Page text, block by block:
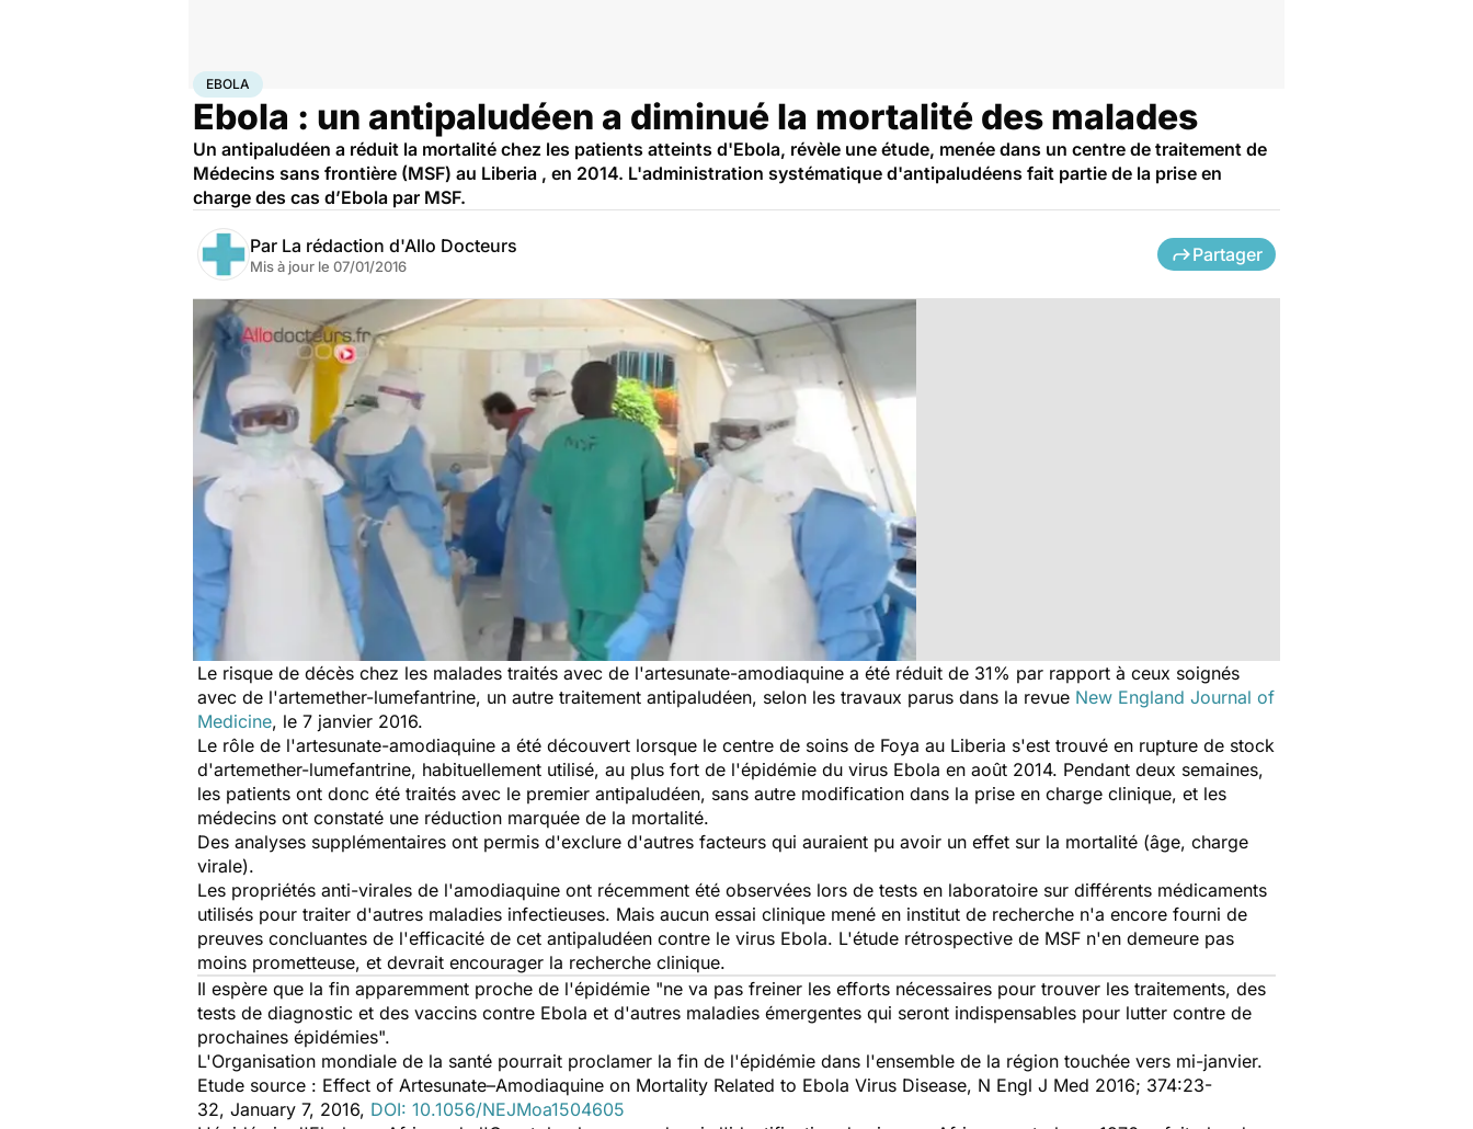
Accueil Santé
EBOLA
Ebola : un antipaludéen a diminué la mortalité des malades
Un antipaludéen a réduit la mortalité chez les patients atteints d'Ebola, révèle une étude, menée dans un centre de traitement de
Médecins sans frontière (MSF) au Liberia , en 2014. L'administration systématique d'antipaludéens fait partie de la prise en
charge des cas d’Ebola par MSF.
Par La rédaction d'Allo Docteurs
Mis à jour le 07/01/2016
Partager
Le risque de décès chez les malades traités avec de l'artesunate-amodiaquine a été réduit de 31% par rapport à ceux soignés
avec de l'artemether-lumefantrine, un autre traitement antipaludéen, selon les travaux parus dans la revue New England Journal of
Medicine, le 7 janvier 2016.
Le rôle de l'artesunate-amodiaquine a été découvert lorsque le centre de soins de Foya au Liberia s'est trouvé en rupture de stock
d'artemether-lumefantrine, habituellement utilisé, au plus fort de l'épidémie du virus Ebola en août 2014. Pendant deux semaines,
les patients ont donc été traités avec le premier antipaludéen, sans autre modification dans la prise en charge clinique, et les
médecins ont constaté une réduction marquée de la mortalité.
Des analyses supplémentaires ont permis d'exclure d'autres facteurs qui auraient pu avoir un effet sur la mortalité (âge, charge
virale).
Les propriétés anti-virales de l'amodiaquine ont récemment été observées lors de tests en laboratoire sur différents médicaments
utilisés pour traiter d'autres maladies infectieuses. Mais aucun essai clinique mené en institut de recherche n'a encore fourni de
preuves concluantes de l'efficacité de cet antipaludéen contre le virus Ebola. L'étude rétrospective de MSF n'en demeure pas
moins prometteuse, et devrait encourager la recherche clinique.
Il espère que la fin apparemment proche de l'épidémie "ne va pas freiner les efforts nécessaires pour trouver les traitements, des
tests de diagnostic et des vaccins contre Ebola et d'autres maladies émergentes qui seront indispensables pour lutter contre de
prochaines épidémies".
L'Organisation mondiale de la santé pourrait proclamer la fin de l'épidémie dans l'ensemble de la région touchée vers mi-janvier.
Etude source : Effect of Artesunate–Amodiaquine on Mortality Related to Ebola Virus Disease, N Engl J Med 2016; 374:23-
32, January 7, 2016, DOI: 10.1056/NEJMoa1504605